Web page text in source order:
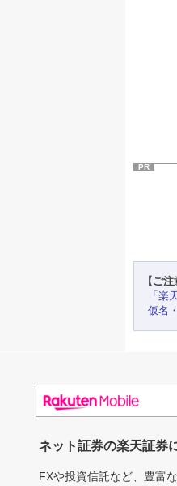
PR
【ご
「楽
仮名
ネット証券の楽天証券
FXや投資信託など、豊富